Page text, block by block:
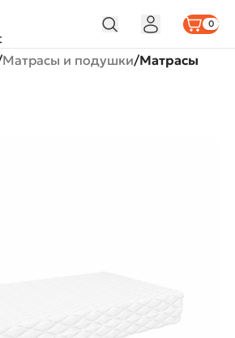
0
Матрасы и подушки Матрасы